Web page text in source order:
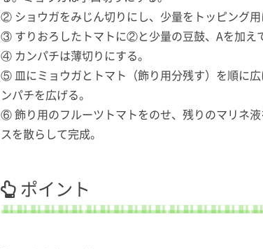
② ショウガをみじん切りにし、少量をトッピング用
③ すりおろしたトマトに②と少量の豆鼓、Aを加え
④ カンパチは薄切りにする。
⑤ 皿にミョウガとトマト（飾り用分残す）を順に
ンパチを広げる。
⑥ 飾り用のフルーツトマトをのせ、残りのマリネ
スを散らして完成。
ポイント